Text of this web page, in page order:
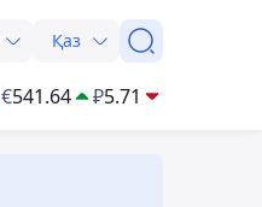
Қаз
€541.64 ₽5.71